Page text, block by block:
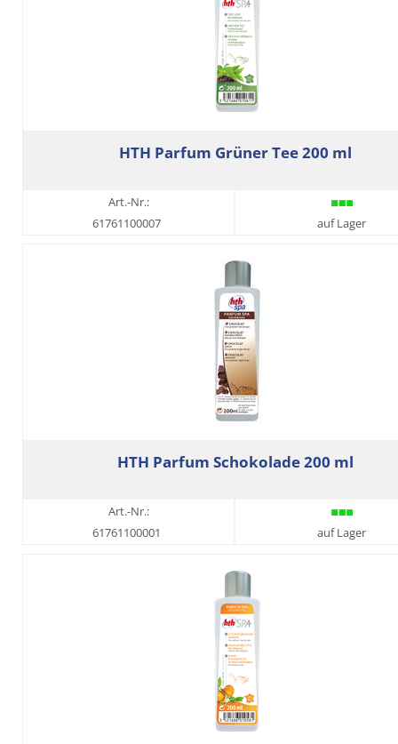
HTH Parfum Grüner Tee 200 ml
Art.-Nr.:
61761100007
auf Lager
HTH Parfum Schokolade 200 ml
Art.-Nr.:
61761100001
auf Lager